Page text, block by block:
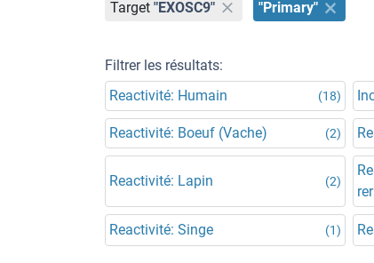
Target "EXOSC9" "Primary"
Filtrer les résultats:
Reactivité: Humain
(18)
Reactivité: Boeuf (Vache) (2)
Reactivité: Lapin (2)
Reactivité: Singe (1)